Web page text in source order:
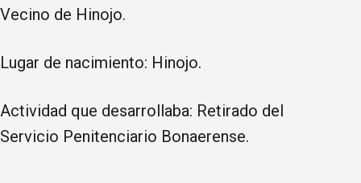
Vecino de Hinojo.
Lugar de nacimiento: Hinojo.
Actividad que desarrollaba: Retirado del
Servicio Penitenciario Bonaerense.